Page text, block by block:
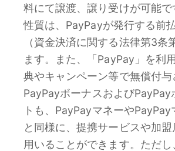
料にて譲渡、譲り受けが可能で
性質は、PayPayが発行する前
（資金決済に関する法律第3条
ます。また、「PayPay」を利
典やキャンペーン等で無償付与
PayPayボーナスおよびPayPay
トも、PayPayマネーやPayPay
と同様に、提携サービスや加
用いることができます。ただ